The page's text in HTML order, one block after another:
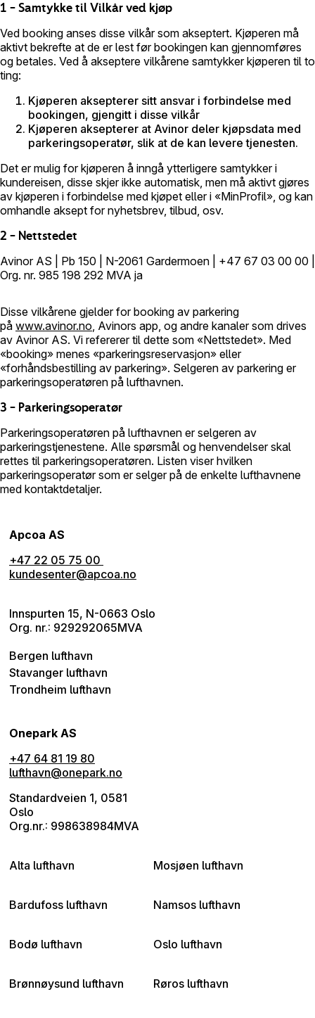
1 – Samtykke til Vilkår ved kjøp
Ved booking anses disse vilkår som akseptert. Kjøperen må
aktivt bekrefte at de er lest før bookingen kan gjennomføres
og betales. Ved å akseptere vilkårene samtykker kjøperen til to
ting:
Kjøperen aksepterer sitt ansvar i forbindelse med
bookingen, gjengitt i disse vilkår
Kjøperen aksepterer at Avinor deler kjøpsdata med
parkeringsoperatør, slik at de kan levere tjenesten.
Det er mulig for kjøperen å inngå ytterligere samtykker i
kundereisen, disse skjer ikke automatisk, men må aktivt gjøres
av kjøperen i forbindelse med kjøpet eller i «MinProfil», og kan
omhandle aksept for nyhetsbrev, tilbud, osv.
2 – Nettstedet
Avinor AS | Pb 150 | N-2061 Gardermoen | +47 67 03 00 00 |
Org. nr. 985 198 292 MVA ja
Disse vilkårene gjelder for booking av parkering
på www.avinor.no, Avinors app, og andre kanaler som drives
av Avinor AS. Vi refererer til dette som «Nettstedet». Med
«booking» menes «parkeringsreservasjon» eller
«forhåndsbestilling av parkering». Selgeren av parkering er
parkeringsoperatøren på lufthavnen.
3 – Parkeringsoperatør
Parkeringsoperatøren på lufthavnen er selgeren av
parkeringstjenestene. Alle spørsmål og henvendelser skal
rettes til parkeringsoperatøren. Listen viser hvilken
parkeringsoperatør som er selger på de enkelte lufthavnene
med kontaktdetaljer.
Apcoa AS
+47 22 05 75 00
kundesenter@apcoa.no
Innspurten 15, N-0663 Oslo
Org. nr.: 929292065MVA
Bergen lufthavn
Stavanger lufthavn
Trondheim lufthavn
Onepark AS
+47 64 81 19 80
lufthavn@onepark.no
Standardveien 1, 0581
Oslo
Org.nr.: 998638984MVA
Alta lufthavn Mosjøen lufthavn
Bardufoss lufthavn Namsos lufthavn
Bodø lufthavn Oslo lufthavn
Brønnøysund lufthavn Røros lufthavn